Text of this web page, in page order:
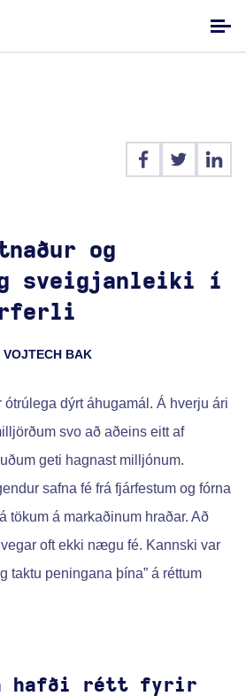
og
sveigjanleiki í
VOJTECH BAK
dýrt áhugamál. Á hverju ári
svo að aðeins eitt af
geti hagnast milljónum.
safna fé frá fjárfestum og fórna
tökum á markaðinum hraðar. Að
oft ekki nægu fé. Kannski var
taktu peningana þína” á réttum
hafði rétt fyrir